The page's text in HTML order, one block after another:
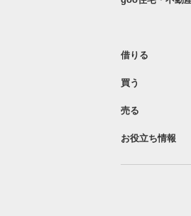
借りる
買う
売る
お役立ち情報